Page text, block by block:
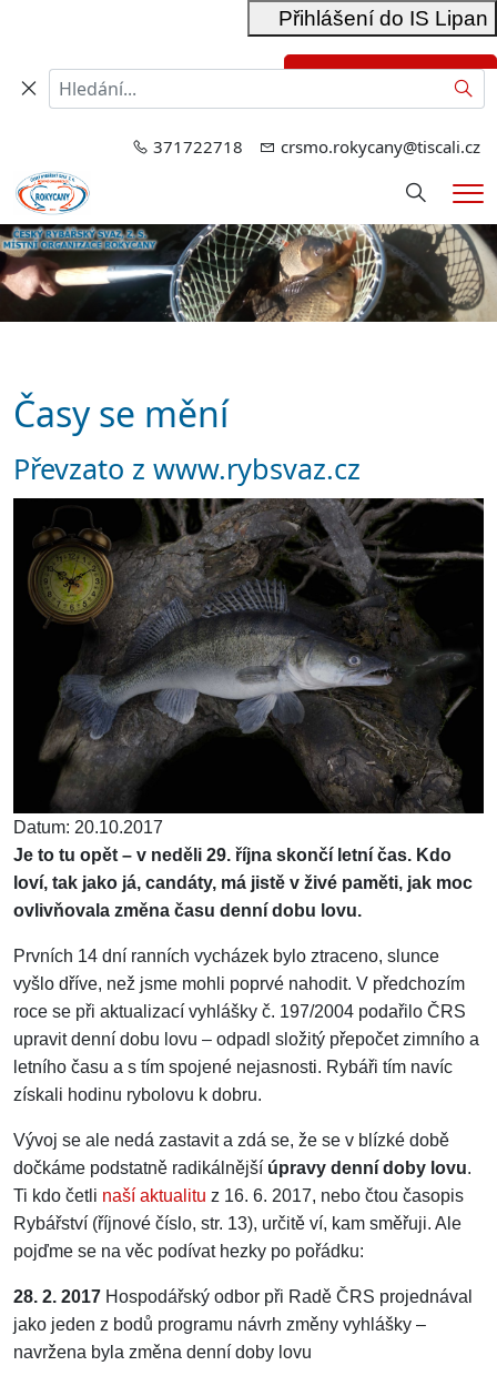
Přihlášení do IS Lipan
Přihlášení do RIS
371722718 crsmo.rokycany@tiscali.cz
Hledání
Časy se mění
Převzato z www.rybsvaz.cz
Datum: 20.10.2017
Je to tu opět – v neděli 29. října skončí letní čas. Kdo
loví, tak jako já, candáty, má jistě v živé paměti, jak moc
ovlivňovala změna času denní dobu lovu.
Prvních 14 dní ranních vycházek bylo ztraceno, slunce
vyšlo dříve, než jsme mohli poprvé nahodit. V předchozím
roce se při aktualizací vyhlášky č. 197/2004 podařilo ČRS
upravit denní dobu lovu – odpadl složitý přepočet zimního a
letního času a s tím spojené nejasnosti. Rybáři tím navíc
získali hodinu rybolovu k dobru.
Vývoj se ale nedá zastavit a zdá se, že se v blízké době
dočkáme podstatně radikálnější úpravy denní doby lovu.
Ti kdo četli naší aktualitu z 16. 6. 2017, nebo čtou časopis
Rybářství (říjnové číslo, str. 13), určitě ví, kam směřuji. Ale
pojďme se na věc podívat hezky po pořádku:
28. 2. 2017 Hospodářský odbor při Radě ČRS projednával
jako jeden z bodů programu návrh změny vyhlášky –
navržena byla změna denní doby lovu